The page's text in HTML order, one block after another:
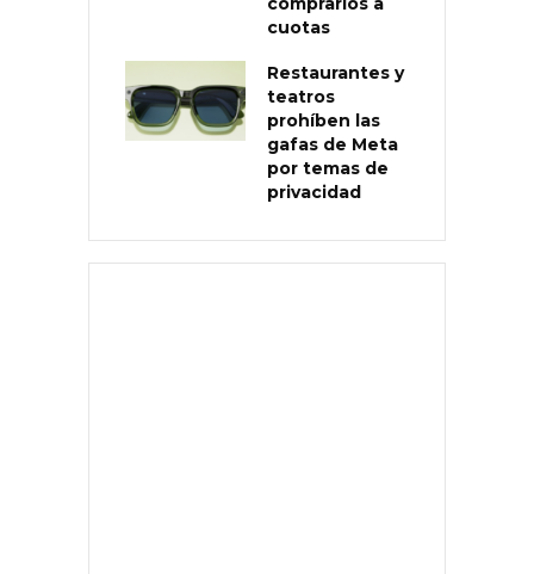
cuotas
Restaurantes y
teatros
prohíben las
gafas de Meta
por temas de
privacidad